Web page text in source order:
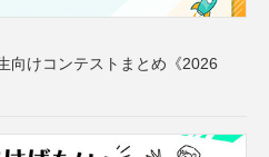
向けコンテストまとめ《2026